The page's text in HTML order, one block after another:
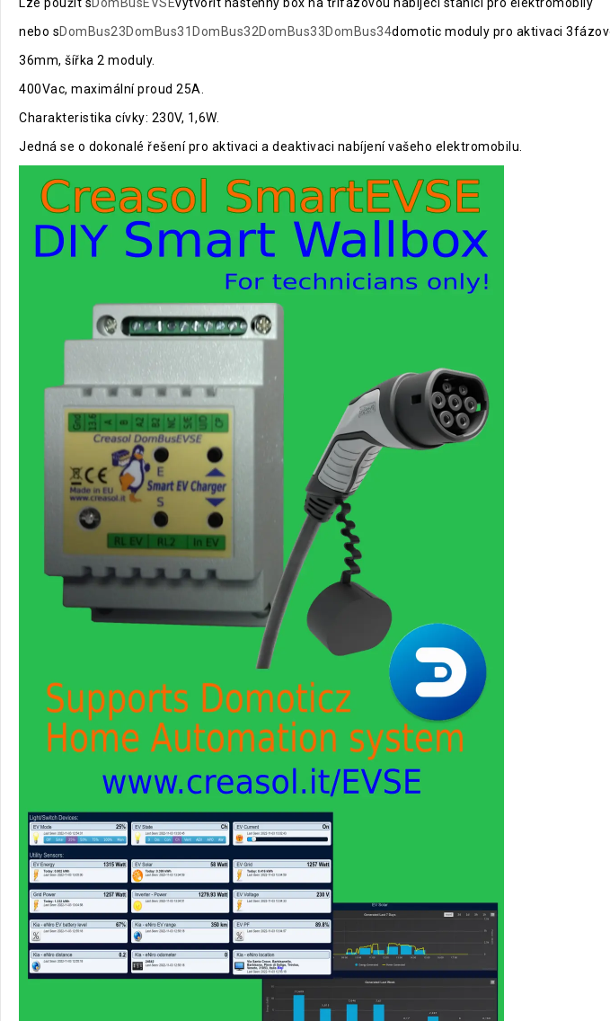
nebo sDomBus23DomBus31 DomBus32DomBus33DomBus34domotic moduly pro aktivaci
36mm, šířka 2 moduly.
400Vac, maximální proud 25A.
Charakteristika cívky: 230V, 1,6W.
Jedná se o dokonalé řešení pro aktivaci a deaktivaci nabíjení vašeho elektromobilu.